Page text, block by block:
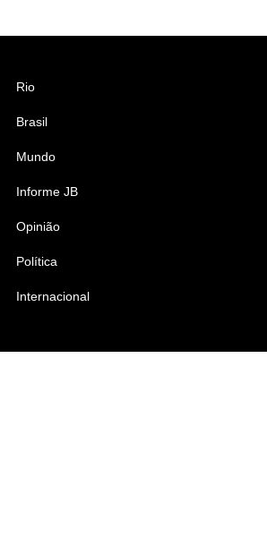
Rio
Brasil
Mundo
Informe JB
Opinião
Política
Internacional